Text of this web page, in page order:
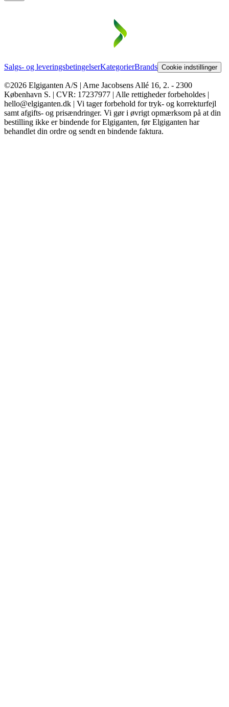
Salgs- og leveringsbetingelserKategorierBrands Cookie indstillinger
©2026 Elgiganten A/S | Arne Jacobsens Allé 16, 2. - 2300
København S. | CVR: 17237977 | Alle rettigheder forbeholdes |
hello@elgiganten.dk | Vi tager forbehold for tryk- og korrekturfejl
samt afgifts- og prisændringer. Vi gør i øvrigt opmærksom på at din
bestilling ikke er bindende for Elgiganten, før Elgiganten har
behandlet din ordre og sendt en bindende faktura.